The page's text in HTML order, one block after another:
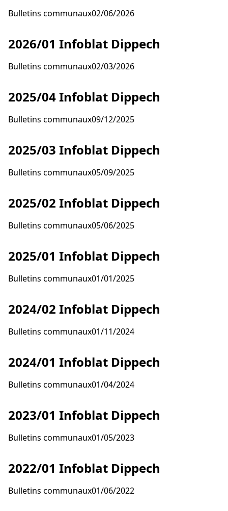
Bulletins communaux02/06/2026
2026/01 Infoblat Dippech
Bulletins communaux02/03/2026
2025/04 Infoblat Dippech
Bulletins communaux09/12/2025
2025/03 Infoblat Dippech
Bulletins communaux05/09/2025
2025/02 Infoblat Dippech
Bulletins communaux05/06/2025
2025/01 Infoblat Dippech
Bulletins communaux01/01/2025
2024/02 Infoblat Dippech
Bulletins communaux01/11/2024
2024/01 Infoblat Dippech
Bulletins communaux01/04/2024
2023/01 Infoblat Dippech
Bulletins communaux01/05/2023
2022/01 Infoblat Dippech
Bulletins communaux01/06/2022